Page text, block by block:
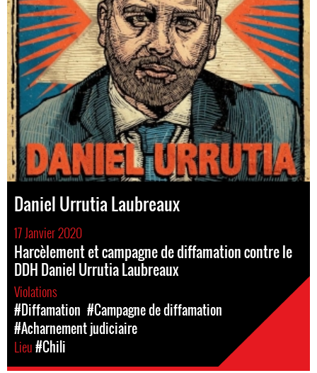
Daniel Urrutia Laubreaux
17 Janvier 2020
Harcèlement et campagne de diffamation contre le
DDH Daniel Urrutia Laubreaux
Violations
#Diffamation #Campagne de diffamation
#Acharnement judiciaire
Lieu#Chili